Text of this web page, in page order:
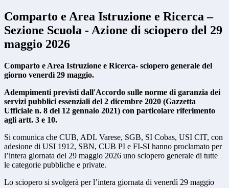
Comparto e Area Istruzione e Ricerca –
Sezione Scuola - Azione di sciopero del 29
maggio 2026
Comparto e Area Istruzione e Ricerca- sciopero generale del
giorno venerdì 29 maggio.
Adempimenti previsti dall'Accordo sulle norme di garanzia dei
servizi pubblici essenziali del 2 dicembre 2020 (Gazzetta
Ufficiale n. 8 del 12 gennaio 2021) con particolare riferimento
agli artt. 3 e 10.
Si comunica che CUB, ADL Varese, SGB, SI Cobas, USI CIT, con
adesione di USI 1912, SBN, CUB PI e FI-SI hanno proclamato per
l’intera giornata del 29 maggio 2026 uno sciopero generale di tutte
le categorie pubbliche e private.
Lo sciopero si svolgerà per l’intera giornata di venerdì 29 maggio